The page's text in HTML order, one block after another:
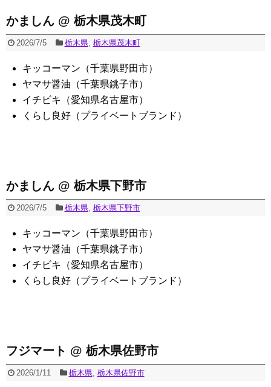
かましん @ 栃木県茂木町
2026/7/5 栃木県, 栃木県茂木町
キッコーマン（千葉県野田市）
ヤマサ醤油（千葉県銚子市）
イチビキ（愛知県名古屋市）
くらし良好（プライベートブランド）
かましん @ 栃木県下野市
2026/7/5 栃木県, 栃木県下野市
キッコーマン（千葉県野田市）
ヤマサ醤油（千葉県銚子市）
イチビキ（愛知県名古屋市）
くらし良好（プライベートブランド）
フジマート @ 栃木県佐野市
2026/1/11 栃木県, 栃木県佐野市